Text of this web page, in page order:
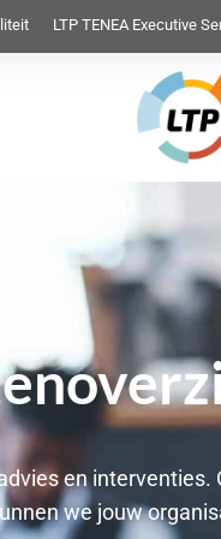
LTP TENEA Executive
en interventies.
we jouw